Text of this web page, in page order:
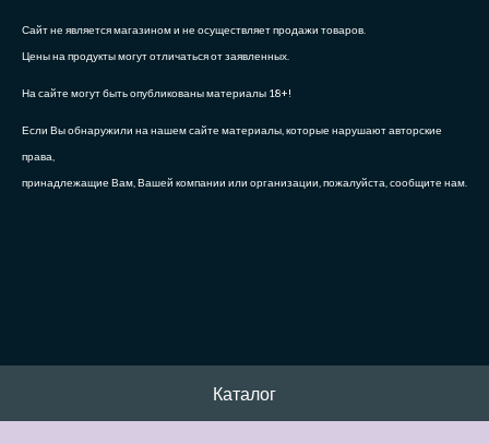
Сайт не является магазином и не осуществляет продажи товаров.
Цены на продукты могут отличаться от заявленных.
На сайте могут быть опубликованы материалы 18+!
Если Вы обнаружили на нашем сайте материалы, которые нарушают авторские
права,
принадлежащие Вам, Вашей компании или организации, пожалуйста, сообщите нам.
Каталог